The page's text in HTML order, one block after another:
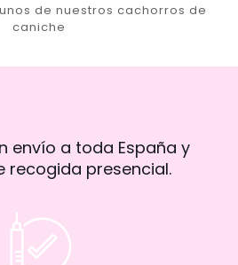
de nuestros cachorros de
caniche
envío a toda España y
recogida presencial.